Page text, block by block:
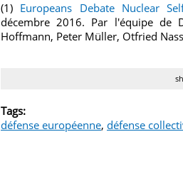
(1) Europeans Debate Nuclear
décembre 2016. Par l'équipe de
Hoffmann, Peter Müller, Otfried
Tags:
défense européenne, défense